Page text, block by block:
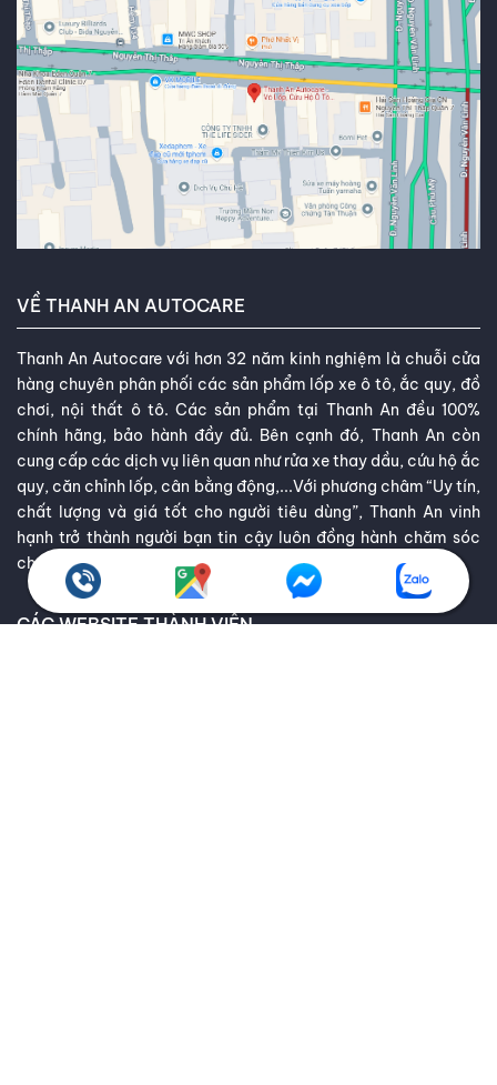
VỀ THANH AN AUTOCARE
Thanh An Autocare với hơn 32 năm kinh nghiệm là chuỗi cửa
hàng chuyên phân phối các sản phẩm lốp xe ô tô, ắc quy, đồ
chơi, nội thất ô tô. Các sản phẩm tại Thanh An đều 100%
chính hãng, bảo hành đầy đủ. Bên cạnh đó, Thanh An còn
cung cấp các dịch vụ liên quan như rửa xe thay dầu, cứu hộ ắc
quy, căn chỉnh lốp, cân bằng động,...Với phương châm “Uy tín,
chất lượng và giá tốt cho người tiêu dùng”, Thanh An vinh
hạnh trở thành người bạn tin cậy luôn đồng hành chăm sóc
cho ô tô của bạn.
CÁC WEBSITE THÀNH VIÊN